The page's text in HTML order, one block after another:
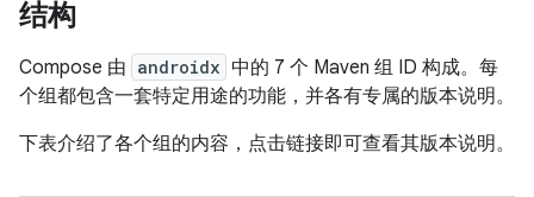
结构
Compose 由 androidx 中的 7 个 Maven 组 ID 构成。每
个组都包含一套特定用途的功能，并各有专属的版本说明。
下表介绍了各个组的内容，点击链接即可查看其版本说明。